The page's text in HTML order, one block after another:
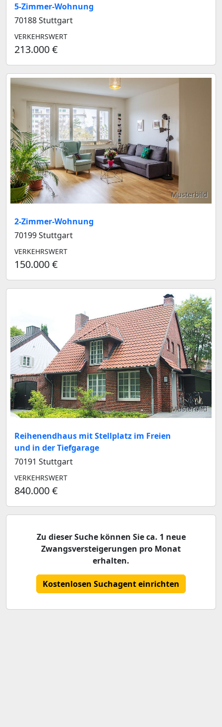
5-Zimmer-Wohnung
70188 Stuttgart
VERKEHRSWERT
213.000 €
Musterbild
2-Zimmer-Wohnung
70199 Stuttgart
VERKEHRSWERT
150.000 €
Musterbild
Reihenendhaus mit Stellplatz im Freien
und in der Tiefgarage
70191 Stuttgart
VERKEHRSWERT
840.000 €
Zu dieser Suche können Sie ca. 1 neue
Zwangsversteigerungen pro Monat
erhalten.
Kostenlosen Suchagent einrichten